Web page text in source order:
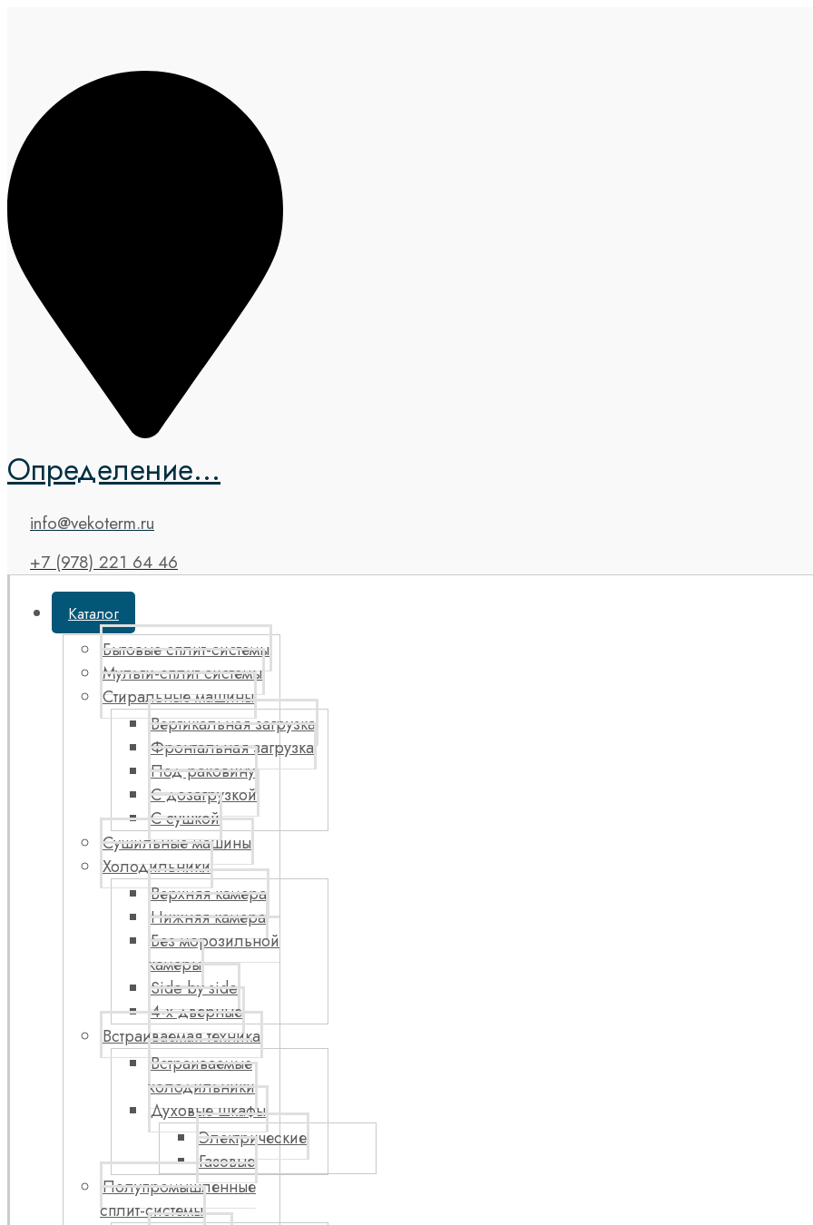
Определение...
info@vekoterm.ru
+7 (978) 221 64 46
Каталог
Бытовые сплит-системы
Мульти-сплит системы
Стиральные машины
Вертикальная загрузка
Фронтальная загрузка
Под раковину
С дозагрузкой
С сушкой
Сушильные машины
Холодильники
Верхняя камера
Нижняя камера
Без морозильной
камеры
Side by side
4-х дверные
Встраиваемая техника
Встраиваемые
холодильники
Духовые шкафы
Электрические
Газовые
Полупромышленные
сплит-системы